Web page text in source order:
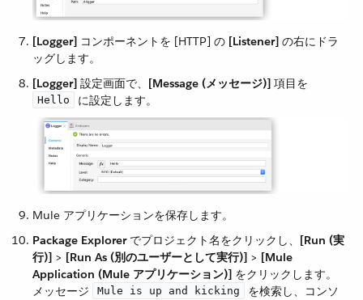
[Logger] ​ コンポーネントを [HTTP] の ​ [Listener] ​ の右にドラ
ッグします。
[Logger] ​ 設定画面で、​ [Message (メッセージ)] ​ 項目を ​
Hello ​ に設定します。
Mule アプリケーションを保存します。
Package Explorer​ でプロジェクト名をクリックし、​
[Run (実
行)] ​ > ​ [Run As (別のユーザーとして実行)] ​ > ​ [Mule
Application (Mule アプリケーション)] ​ をクリックします。
メッセージ ​
Mule is up and kicking
​ を検索し、コンソ